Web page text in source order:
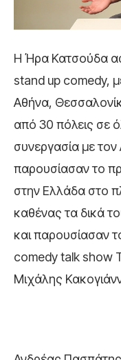
Η Ήρα Κατσούδα
stand up comedy,
Αθήνα,
από 30 πόλεις σε
συνεργασία με
παρουσίασαν το
στην Ελλάδα στο
καθένας τα δικά
και παρουσίασαν
comedy talk show
Μιχάλης